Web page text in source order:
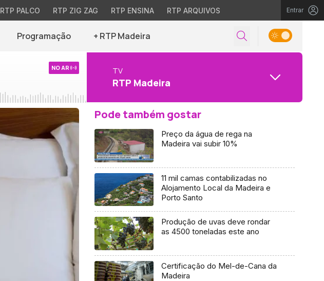
RTP PALCO RTP ZIG ZAG RTP ENSINA RTP ARQUIVOS Entrar
Programação + RTP Madeira
NO AR TV
RTP Madeira
Pode também gostar
Preço da água de rega na
Madeira vai subir 10%
11 mil camas contabilizadas no
Alojamento Local da Madeira e
Porto Santo
Produção de uvas deve rondar
as 4500 toneladas este ano
Certificação do Mel-de-Cana da
Madeira